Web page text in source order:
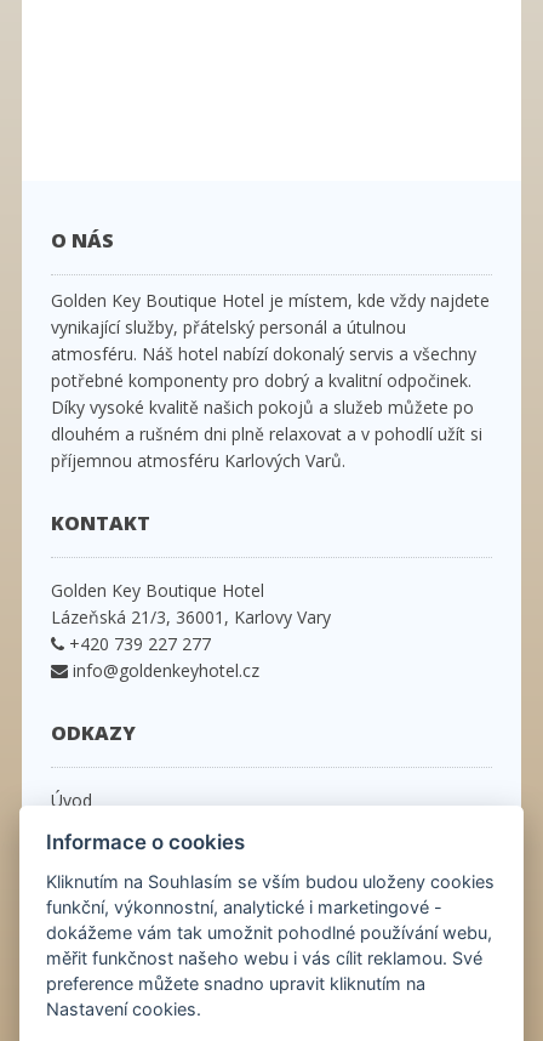
O NÁS
Golden Key Boutique Hotel je místem, kde vždy najdete
vynikající služby, přátelský personál a útulnou
atmosféru. Náš hotel nabízí dokonalý servis a všechny
potřebné komponenty pro dobrý a kvalitní odpočinek.
Díky vysoké kvalitě našich pokojů a služeb můžete po
dlouhém a rušném dni plně relaxovat a v pohodlí užít si
příjemnou atmosféru Karlových Varů.
KONTAKT
Golden Key Boutique Hotel
Lázeňská 21/3, 36001, Karlovy Vary
+420 739 227 277
info@goldenkeyhotel.cz
ODKAZY
Úvod
Ceník
Obchodní podmínky
Kontakt
Virtuální prohlídka
Informace o příjezdu
Informace o cookies
Kliknutím na Souhlasím se vším budou uloženy cookies
funkční, výkonnostní, analytické i marketingové -
dokážeme vám tak umožnit pohodlné používání webu,
měřit funkčnost našeho webu i vás cílit reklamou. Své
preference můžete snadno upravit kliknutím na
Nastavení cookies.